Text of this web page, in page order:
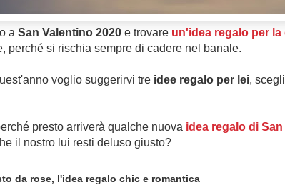
a San Valentino 2020e trovareun'idea regalo per la
perché si rischia sempre di cadere nel banale.
voglio suggerirvi treidee regalo per lei,
presto arriverà qualche nuova idea regalo di
il nostro lui resti deluso giusto?
da rose, l'idea regalo chic e romantica